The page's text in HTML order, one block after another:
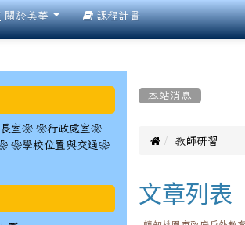
關於美華 課程計畫
本站消息
 教師研習
文章列表
室❀ ❀行政處室❀
❀學校位置與交通❀